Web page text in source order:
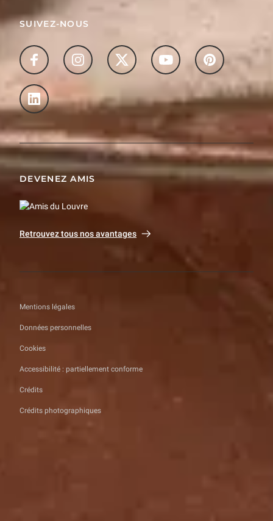
SUIVEZ-NOUS
DEVENEZ AMIS
Retrouvez tous nos avantages
Mentions légales
Données personnelles
Cookies
Accessibilité : partiellement conforme
Crédits
Crédits photographiques